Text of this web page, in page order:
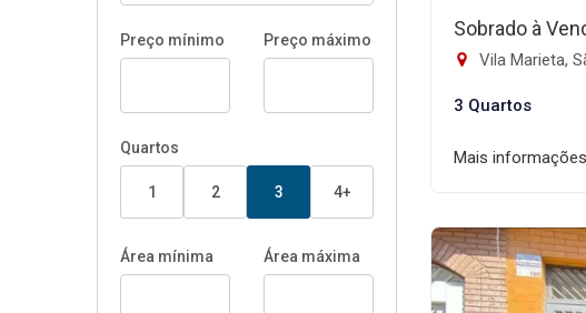
Preço mínimo Preço máximo
Quartos
1 2 3 4+
Área mínima Área máxima
Sobrado à
Vila Marieta,
3 Quartos
Mais informações